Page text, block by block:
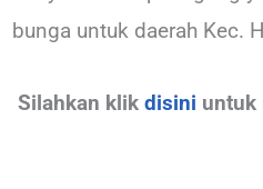
bunga untuk daerah Kec.
Silahkan klik disini untuk